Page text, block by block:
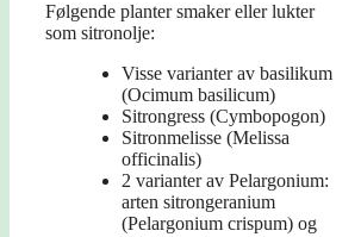
Følgende planter smaker eller lukter
som sitronolje:
Visse varianter av basilikum
(Ocimum basilicum)
Sitrongress (Cymbopogon)
Sitronmelisse (Melissa
officinalis)
2 varianter av Pelargonium:
arten sitrongeranium
(Pelargonium crispum) og